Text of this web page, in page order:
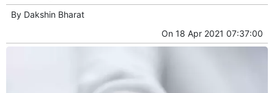
By Dakshin Bharat
On 18 Apr 2021 07:37:00